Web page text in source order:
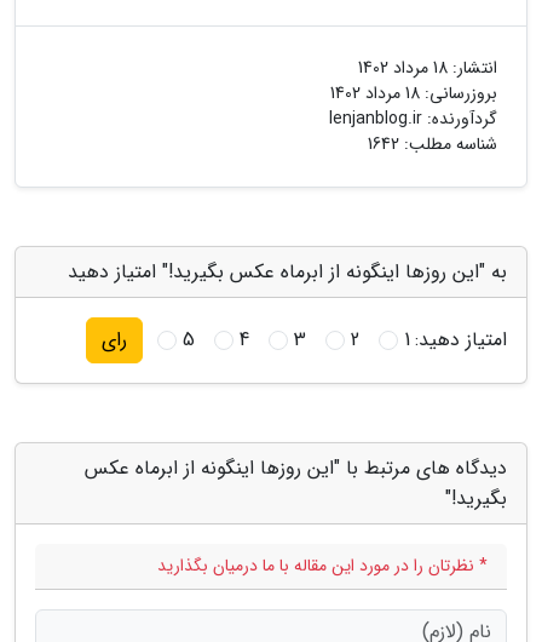
انتشار: 18 مرداد 1402
بروزرسانی: 18 مرداد 1402
گردآورنده: lenjanblog.ir
شناسه مطلب: 1642
به "این روزها اینگونه از ابرماه عکس بگیرید!" امتیاز دهید
امتیاز دهید:1
2
3
4
5 رای
دیدگاه های مرتبط با "این روزها اینگونه از ابرماه عکس
بگیرید!"
* نظرتان را در مورد این مقاله با ما درمیان بگذارید